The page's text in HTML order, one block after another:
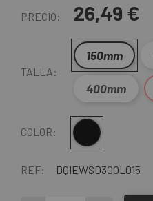
PRECIO: 26,49 €
TALLA:
150mm
400mm
COLOR: Negro
REF: DQIEWSD300L015